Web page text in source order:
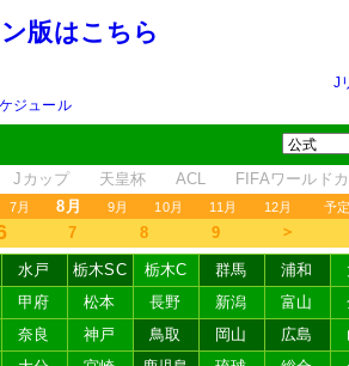
版はこちら
J
ジュール
Jカップ 天皇杯 ACL FIFAワールド
7月 8月 9月 10月 11月 12月 予定
7 8 9 ＞
水戸 栃木SC 栃木C 群馬 浦和
甲府 松本 長野 新潟 富山
奈良 神戸 鳥取 岡山 広島